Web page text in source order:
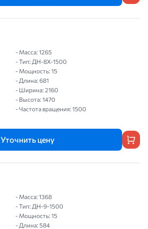
- Масса: 1265
- Тип: ДН-8Х-1500
- Мощность: 15
- Длина: 681
- Ширина: 2160
- Высота: 1470
- Частота вращения: 1500
Уточнить цену
- Масса: 1368
- Тип: ДН-9-1500
- Мощность: 15
- Длина: 584